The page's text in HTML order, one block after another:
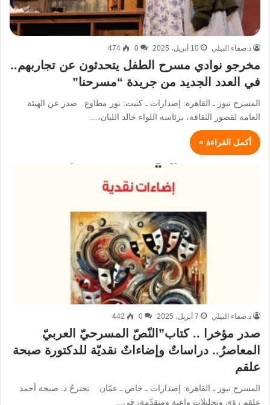
د.صفاء البيلي 10 أبريل، 2025 0
474
مخرجو نوادي مسرح الطفل يتحدثون عن تجاربهم..
في العدد الجديد من جريدة “مسرحنا”
المسرح نيوز ـ القاهرة: إصدارات ـ كتبت: نور مطاوع صدر عن الهيئة
العامة لقصور الثقافة، برئاسة اللواء خالد اللبان،…
أكمل القراءة »
د.صفاء البيلي 7 أبريل، 2025 0
442
صدر مؤخرا .. كتاب”النّصّ المسرحيّ العربيّ
المعاصرُ.. دراساتٌ وإضاءاتٌ نقديّة للدكتورة صبحة
علقم
المسرح نيوز ـ القاهرة: إصدارات ـ خاص ـ عمّان تجترحُ د. صبحة أحمد
علقم رؤى وتحليلات واعية ومتقدّمة، في…